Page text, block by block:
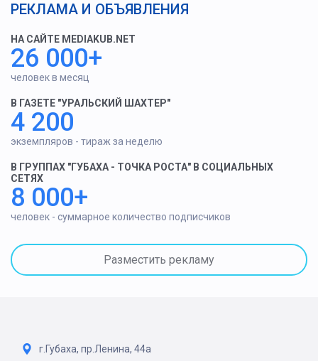
РЕКЛАМА И ОБЪЯВЛЕНИЯ
НА САЙТЕ MEDIAKUB.NET
26 000+
человек в месяц
В ГАЗЕТЕ "УРАЛЬСКИЙ ШАХТЕР"
4 200
экземпляров - тираж за неделю
В ГРУППАХ "ГУБАХА - ТОЧКА РОСТА" В СОЦИАЛЬНЫХ
СЕТЯХ
8 000+
человек - суммарное количество подписчиков
Разместить рекламу
г.Губаха, пр.Ленина, 44а